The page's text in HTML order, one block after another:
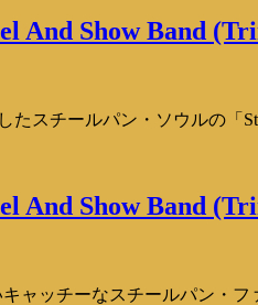
And Show Band
たスチールパン・ソウルの「
And Show Band
ャッチーなスチールパン・フ